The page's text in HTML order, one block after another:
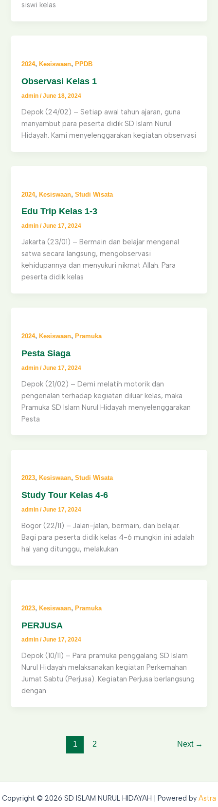
siswi kelas
2024,Kesiswaan,PPDB
Observasi Kelas 1
admin/June 18, 2024
Depok (24/02) – Setiap awal tahun ajaran, guna
manyambut para peserta didik SD Islam Nurul
Hidayah. Kami menyelenggarakan kegiatan observasi
2024,Kesiswaan,Studi Wisata
Edu Trip Kelas 1-3
admin/June 17, 2024
Jakarta (23/01) – Bermain dan belajar mengenal
satwa secara langsung, mengobservasi
kehidupannya dan menyukuri nikmat Allah. Para
peserta didik kelas
2024,Kesiswaan,Pramuka
Pesta Siaga
admin/June 17, 2024
Depok (21/02) – Demi melatih motorik dan
pengenalan terhadap kegiatan diluar kelas, maka
Pramuka SD Islam Nurul Hidayah menyelenggarakan
Pesta
2023,Kesiswaan,Studi Wisata
Study Tour Kelas 4-6
admin/June 17, 2024
Bogor (22/11) – Jalan-jalan, bermain, dan belajar.
Bagi para peserta didik kelas 4-6 mungkin ini adalah
hal yang ditunggu, melakukan
2023,Kesiswaan,Pramuka
PERJUSA
admin/June 17, 2024
Depok (10/11) – Para pramuka penggalang SD Islam
Nurul Hidayah melaksanakan kegiatan Perkemahan
Jumat Sabtu (Perjusa). Kegiatan Perjusa berlangsung
dengan
1 2 Next →
Copyright © 2026 SD ISLAM NURUL HIDAYAH | Powered by Astra